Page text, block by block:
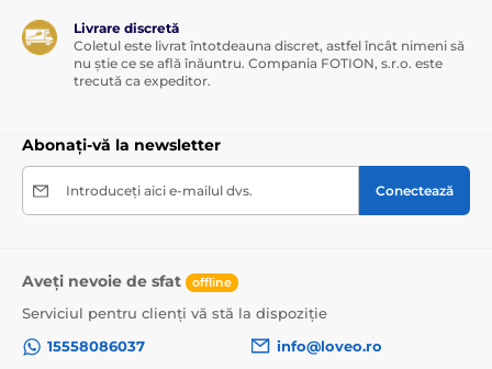
Livrare discretă
Coletul este livrat întotdeauna discret, astfel încât nimeni să
nu știe ce se află înăuntru. Compania FOTION, s.r.o. este
trecută ca expeditor.
Abonați-vă la newsletter
Introduceți aici e-mailul dvs. Conectează
Aveți nevoie de sfat offline
Serviciul pentru clienți vă stă la dispoziție
15558086037
info@loveo.ro